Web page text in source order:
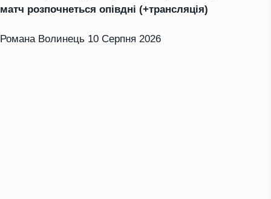
матч розпочнеться опівдні (+трансляція)
Романа Волинець 10 Серпня 2026